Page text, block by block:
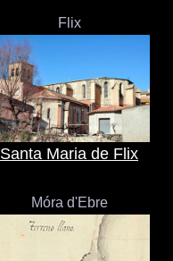
Flix
Santa Maria de Flix
Móra d'Ebre